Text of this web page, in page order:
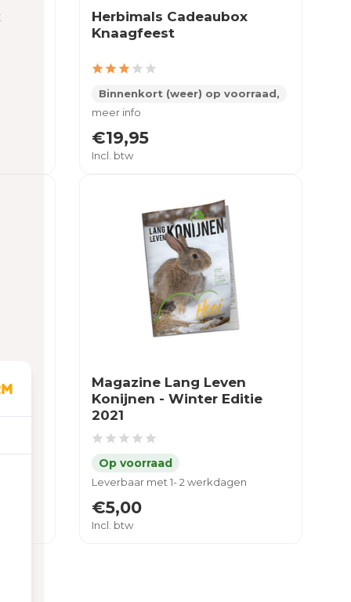
Herbimals Cadeaubox
Knaagfeest
Binnenkort (weer) op voorraad,
meer info
€19,95
Incl. btw
Magazine Lang Leven
Konijnen - Winter Editie
2021
Leverbaar met 1- 2 werkdagen
€5,00
Incl. btw